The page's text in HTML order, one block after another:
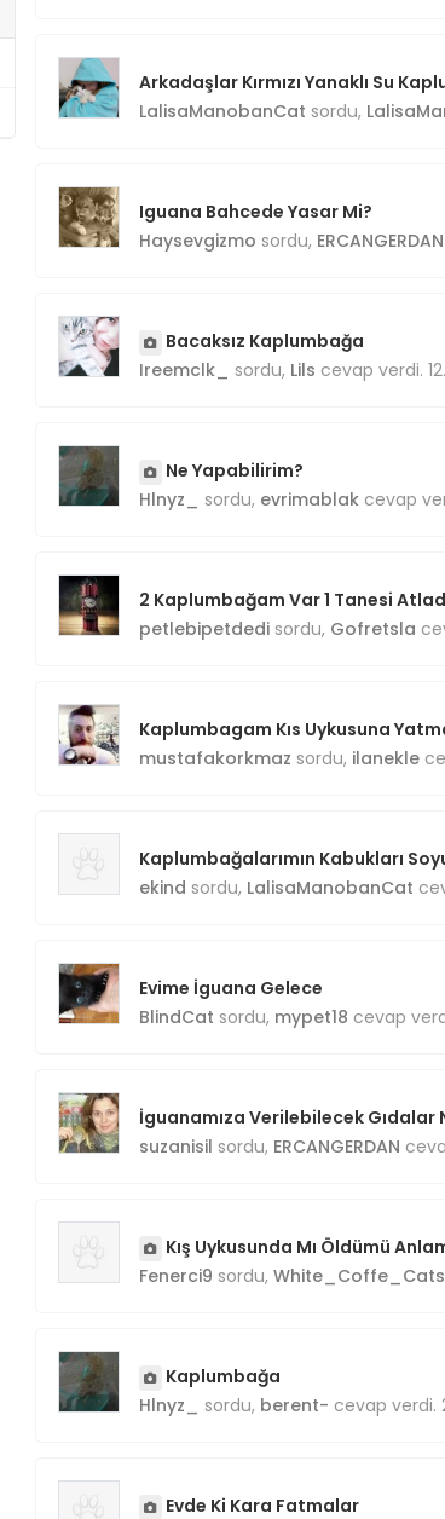
Arkadaşlar Kırmızı Yanaklı Su
LalisaManobanCat sordu,
Iguana Bahcede Yasar Mi?
Haysevgizmo sordu, ERCANGERDAN
Bacaksız Kaplumbağa
Ireemclk_
sordu, Lils cevap verdi.
Ne Yapabilirim?
Hlnyz_
sordu, evrimablakcevap
2 Kaplumbağam Var 1 Tanesi
petlebipetdedisordu, Gofretsla
Kaplumbagam Kıs Uykusuna
mustafakorkmaz sordu, ilanekle
Kaplumbağalarımın Kabukları
ekind sordu, LalisaManobanCat
Evime İguana Gelece
BlindCat sordu, mypet18 cevap
İguanamıza Verilebilecek Gıdalar
suzanisil sordu, ERCANGERDAN
Kış Uykusunda Mı Öldümü
Fenerci9 sordu, White_Coffe_Cats
Kaplumbağa
Hlnyz_
sordu, berent- cevap verdi.
Evde Ki Kara Fatmalar